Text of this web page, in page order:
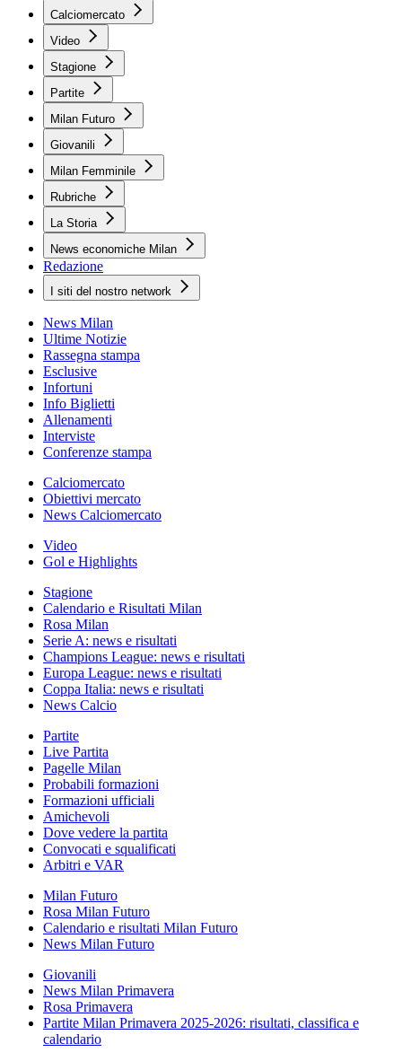
Calciomercato
Video
Stagione
Partite
Milan Futuro
Giovanili
Milan Femminile
Rubriche
La Storia
News economiche Milan
Redazione
I siti del nostro network
News Milan
Ultime Notizie
Rassegna stampa
Esclusive
Infortuni
Info Biglietti
Allenamenti
Interviste
Conferenze stampa
Calciomercato
Obiettivi mercato
News Calciomercato
Video
Gol e Highlights
Stagione
Calendario e Risultati Milan
Rosa Milan
Serie A: news e risultati
Champions League: news e risultati
Europa League: news e risultati
Coppa Italia: news e risultati
News Calcio
Partite
Live Partita
Pagelle Milan
Probabili formazioni
Formazioni ufficiali
Amichevoli
Dove vedere la partita
Convocati e squalificati
Arbitri e VAR
Milan Futuro
Rosa Milan Futuro
Calendario e risultati Milan Futuro
News Milan Futuro
Giovanili
News Milan Primavera
Rosa Primavera
Partite Milan Primavera 2025-2026: risultati, classifica e
calendario